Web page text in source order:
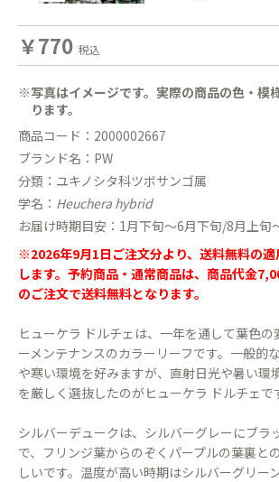
￥770 税込
※写真はイメージです。実際の商品の色・模
ります。
商品コード：2000002667
ブランド名：PW
分類：ユキノシタ科ツボサンゴ属
学名： Heuchera hybrid
お届け時期目安：1月下旬〜6月下旬/8月上旬
※2026年9月1日ご注文分より、送料無料の適
します。予約商品・通常商品は、商品代金
のご注文で送料無料となります。
ヒューケラ ドルチェは、一年を通して葉色の
ーメンテナンスのカラーリーフです。一般的
や寒い環境を好みますが、直射日光や暑い環
を厳しく選抜したのがヒューケラ ドルチェで
シルバーデュークは、シルバーグレーにブラ
で、フリンジ葉からのぞくパープルの葉裏と
しいです。温度が高い時期はシルバーグリー